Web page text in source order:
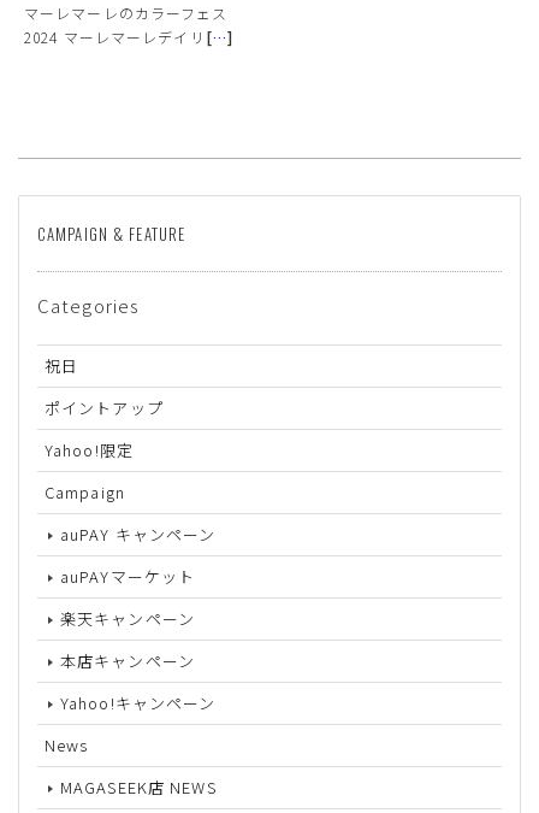
マーレマーレのカラーフェス
2024 マーレマーレデイリ […]
CAMPAIGN & FEATURE
Categories
祝日
ポイントアップ
Yahoo!限定
Campaign
auPAY キャンペーン
auPAYマーケット
楽天キャンペーン
本店キャンペーン
Yahoo!キャンペーン
News
MAGASEEK店 NEWS
絞り込んで検索する